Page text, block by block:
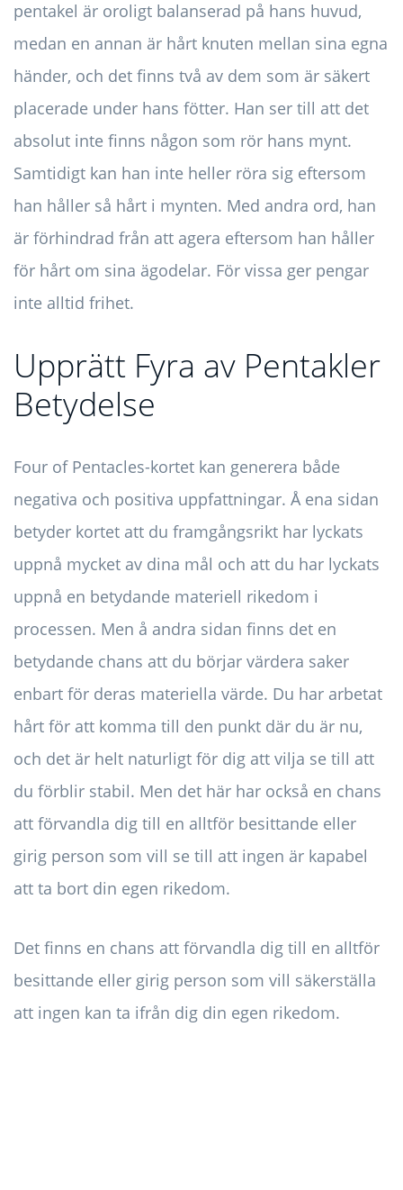
pentakel är oroligt balanserad på hans huvud,
medan en annan är hårt knuten mellan sina egna
händer, och det finns två av dem som är säkert
placerade under hans fötter. Han ser till att det
absolut inte finns någon som rör hans mynt.
Samtidigt kan han inte heller röra sig eftersom
han håller så hårt i mynten. Med andra ord, han
är förhindrad från att agera eftersom han håller
för hårt om sina ägodelar. För vissa ger pengar
inte alltid frihet.
Upprätt Fyra av Pentakler
Betydelse
Four of Pentacles-kortet kan generera både
negativa och positiva uppfattningar. Å ena sidan
betyder kortet att du framgångsrikt har lyckats
uppnå mycket av dina mål och att du har lyckats
uppnå en betydande materiell rikedom i
processen. Men å andra sidan finns det en
betydande chans att du börjar värdera saker
enbart för deras materiella värde. Du har arbetat
hårt för att komma till den punkt där du är nu,
och det är helt naturligt för dig att vilja se till att
du förblir stabil. Men det här har också en chans
att förvandla dig till en alltför besittande eller
girig person som vill se till att ingen är kapabel
att ta bort din egen rikedom.
Det finns en chans att förvandla dig till en alltför
besittande eller girig person som vill säkerställa
att ingen kan ta ifrån dig din egen rikedom.